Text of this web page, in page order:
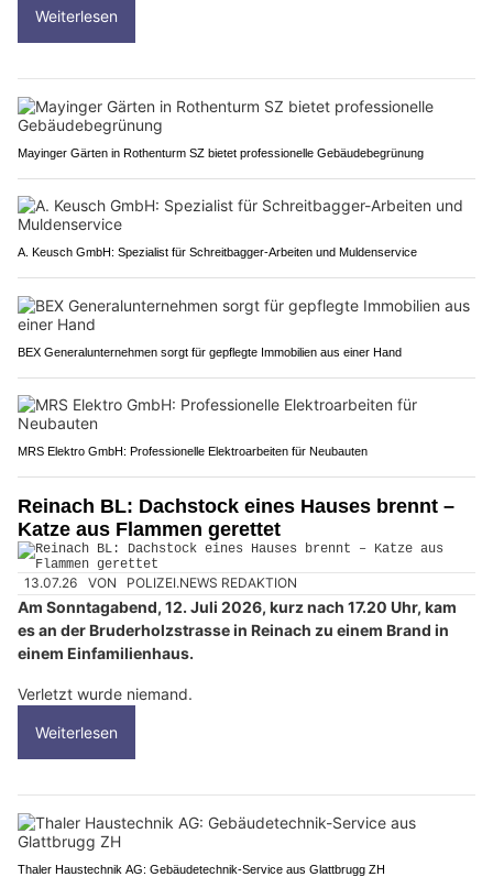
Weiterlesen
Mayinger Gärten in Rothenturm SZ bietet professionelle Gebäudebegrünung
A. Keusch GmbH: Spezialist für Schreitbagger-Arbeiten und Muldenservice
BEX Generalunternehmen sorgt für gepflegte Immobilien aus einer Hand
MRS Elektro GmbH: Professionelle Elektroarbeiten für Neubauten
Reinach BL: Dachstock eines Hauses brennt –
Katze aus Flammen gerettet
13.07.26 VON POLIZEI.NEWS REDAKTION
Am Sonntagabend, 12. Juli 2026, kurz nach 17.20 Uhr, kam
es an der Bruderholzstrasse in Reinach zu einem Brand in
einem Einfamilienhaus.
Verletzt wurde niemand.
Weiterlesen
Thaler Haustechnik AG: Gebäudetechnik-Service aus Glattbrugg ZH